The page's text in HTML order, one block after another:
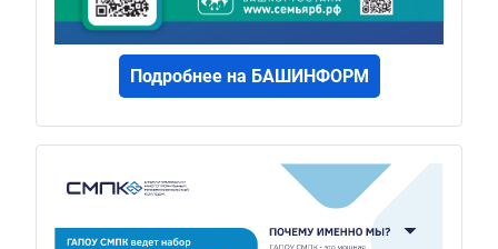
Подробнее на БАШИНФОРМ